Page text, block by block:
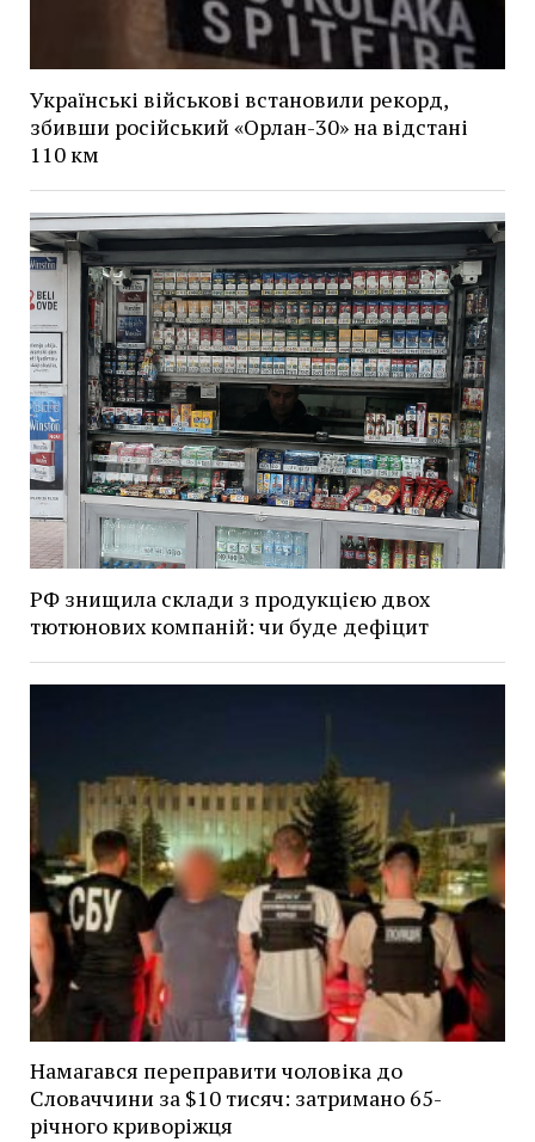
Українські військові встановили рекорд,
збивши російський «Орлан-30» на відстані
110 км
РФ знищила склади з продукцією двох
тютюнових компаній: чи буде дефіцит
Намагався переправити чоловіка до
Словаччини за $10 тисяч: затримано 65-
річного криворіжця